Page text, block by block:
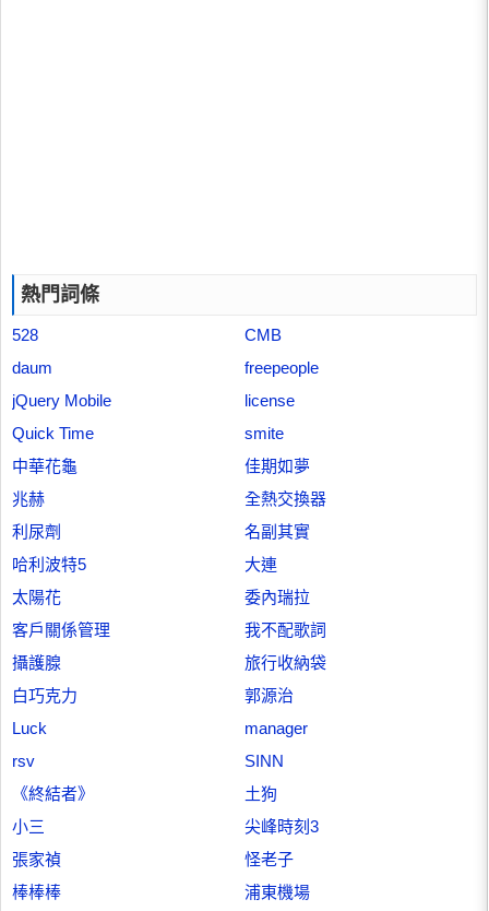
熱門詞條
528
CMB
daum
freepeople
jQuery Mobile
license
Quick Time
smite
中華花龜
佳期如夢
兆赫
全熱交換器
利尿劑
名副其實
哈利波特5
大連
太陽花
委內瑞拉
客戶關係管理
我不配歌詞
攝護腺
旅行收納袋
白巧克力
郭源治
Luck
manager
rsv
SINN
《終結者》
土狗
小三
尖峰時刻3
張家禎
怪老子
棒棒棒
浦東機場